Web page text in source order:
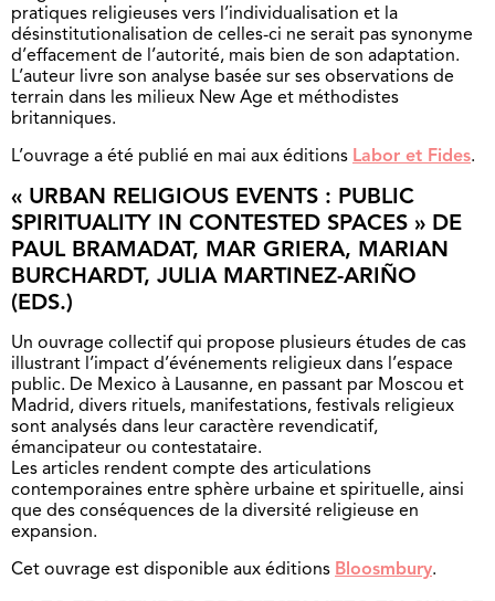
pratiques religieuses vers l’individualisation et la
désinstitutionalisation de celles-ci ne serait pas synonyme
d’effacement de l’autorité, mais bien de son adaptation.
L’auteur livre son analyse basée sur ses observations de
terrain dans les milieux New Age et méthodistes
britanniques.
L’ouvrage a été publié en mai aux éditions Labor et Fides.
« URBAN RELIGIOUS EVENTS : PUBLIC
SPIRITUALITY IN CONTESTED SPACES » DE
PAUL BRAMADAT, MAR GRIERA, MARIAN
BURCHARDT, JULIA MARTINEZ-ARIÑO
(EDS.)
Un ouvrage collectif qui propose plusieurs études de cas
illustrant l’impact d’événements religieux dans l’espace
public. De Mexico à Lausanne, en passant par Moscou et
Madrid, divers rituels, manifestations, festivals religieux
sont analysés dans leur caractère revendicatif,
émancipateur ou contestataire.
Les articles rendent compte des articulations
contemporaines entre sphère urbaine et spirituelle, ainsi
que des conséquences de la diversité religieuse en
expansion.
Cet ouvrage est disponible aux éditions Bloosmbury.